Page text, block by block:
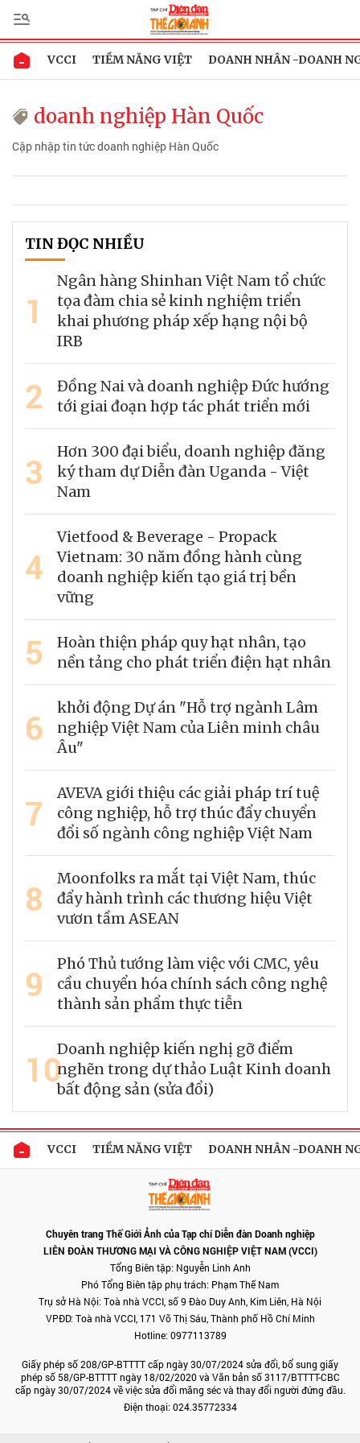
VCCI TIỀM NĂNG VIỆT DOANH NHÂN -DOANH
doanh nghiệp Hàn Quốc
Cập nhập tin tức doanh nghiệp Hàn Quốc
TIN ĐỌC NHIỀU
1
Ngân hàng Shinhan Việt Nam tổ chức
tọa đàm chia sẻ kinh nghiệm triển
khai phương pháp xếp hạng nội bộ
IRB
2
Đồng Nai và doanh nghiệp Đức hướng
tới giai đoạn hợp tác phát triển mới
3
Hơn 300 đại biểu, doanh nghiệp đăng
ký tham dự Diễn đàn Uganda - Việt
Nam
4
Vietfood & Beverage - Propack
Vietnam: 30 năm đồng hành cùng
doanh nghiệp kiến tạo giá trị bền
vững
5
Hoàn thiện pháp quy hạt nhân, tạo
nền tảng cho phát triển điện hạt nhân
6
khởi động Dự án "Hỗ trợ ngành Lâm
nghiệp Việt Nam của Liên minh châu
Âu"
7
AVEVA giới thiệu các giải pháp trí tuệ
công nghiệp, hỗ trợ thúc đẩy chuyển
đổi số ngành công nghiệp Việt Nam
8
Moonfolks ra mắt tại Việt Nam, thúc
đẩy hành trình các thương hiệu Việt
vươn tầm ASEAN
9
Phó Thủ tướng làm việc với CMC, yêu
cầu chuyển hóa chính sách công nghệ
thành sản phẩm thực tiễn
10Doanh nghiệp kiến nghị gỡ điểm
nghẽn trong dự thảo Luật Kinh doanh
bất động sản (sửa đổi)
VCCI TIỀM NĂNG VIỆT DOANH NHÂN -DOANH
Chuyên trang Thế Giới Ảnh của Tạp chí Diễn đàn Doanh nghiệp
LIÊN ĐOÀN THƯƠNG MẠI VÀ CÔNG NGHIỆP VIỆT NAM (VCCI)
Tổng Biên tập: Nguyễn Linh Anh
Phó Tổng Biên tập phụ trách: Phạm Thế Nam
Trụ sở Hà Nội: Toà nhà VCCI, số 9 Đào Duy Anh, Kim Liên, Hà Nội
VPĐD: Toà nhà VCCI, 171 Võ Thị Sáu, Thành phố Hồ Chí Minh
Hotline: 0977113789
Giấy phép số 208/GP-BTTTT cấp ngày 30/07/2024 sửa đổi, bổ sung giấy
phép số 58/GP-BTTTT ngày 18/02/2020 và Văn bản số 3117/BTTTT-CBC
cấp ngày 30/07/2024 về việc sửa đổi măng séc và thay đổi người đứng đầu.
Điện thoại: 024.35772334